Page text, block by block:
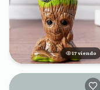
16 viendo